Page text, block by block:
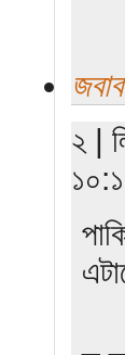
জবাব
২ |